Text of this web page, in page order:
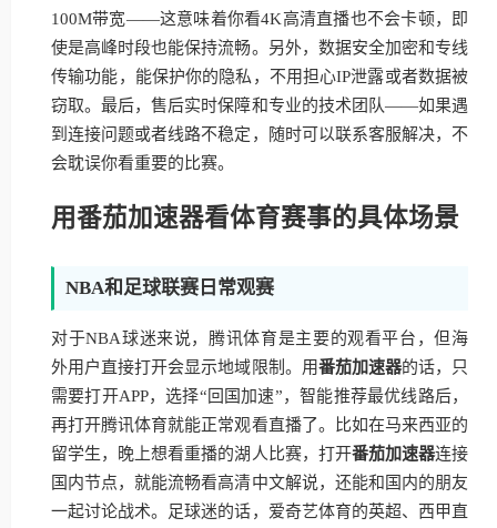
100M带宽——这意味着你看4K高清直播也不会卡顿，即
使是高峰时段也能保持流畅。另外，数据安全加密和专线
传输功能，能保护你的隐私，不用担心IP泄露或者数据被
窃取。最后，售后实时保障和专业的技术团队——如果遇
到连接问题或者线路不稳定，随时可以联系客服解决，不
会耽误你看重要的比赛。
用番茄加速器看体育赛事的具体场景
NBA和足球联赛日常观赛
对于NBA球迷来说，腾讯体育是主要的观看平台，但海
外用户直接打开会显示地域限制。用番茄加速器的话，只
需要打开APP，选择“回国加速”，智能推荐最优线路后，
再打开腾讯体育就能正常观看直播了。比如在马来西亚的
留学生，晚上想看重播的湖人比赛，打开番茄加速器连接
国内节点，就能流畅看高清中文解说，还能和国内的朋友
一起讨论战术。足球迷的话，爱奇艺体育的英超、西甲直